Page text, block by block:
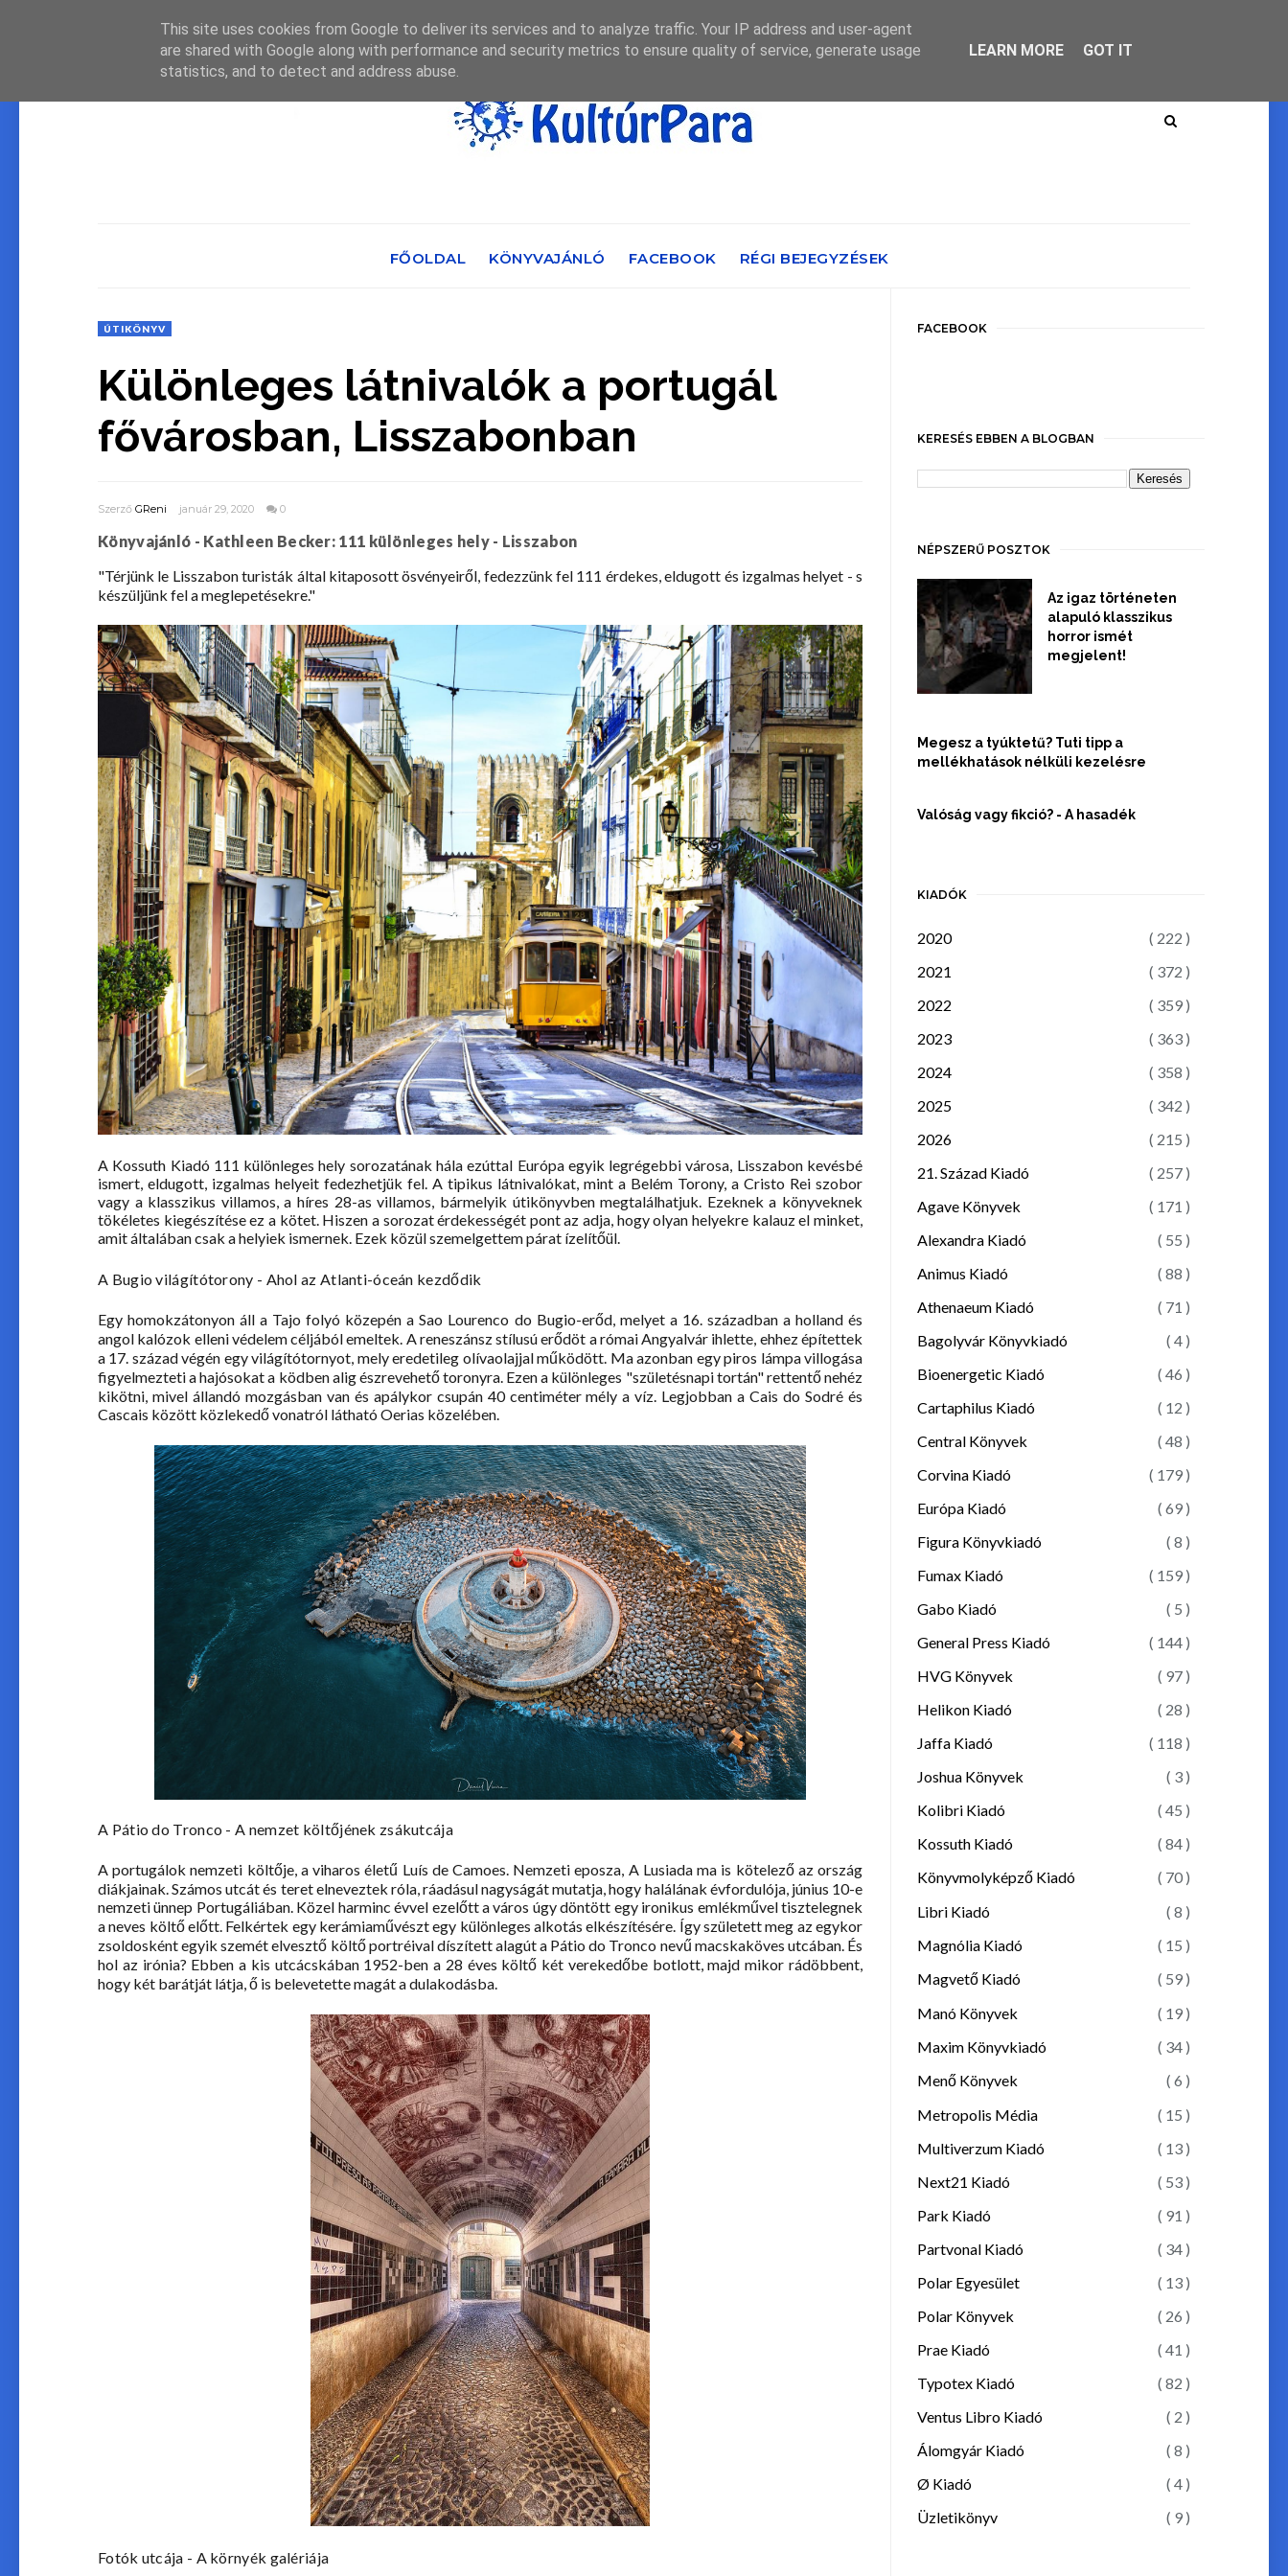
FŐOLDAL KÖNYVAJÁNLÓ FACEBOOK RÉGI BEJEGYZÉSEK
ÚTIKÖNYV
Különleges látnivalók a portugál
fővárosban, Lisszabonban
Szerző GReni január 29, 2020 0
Könyvajánló - Kathleen Becker: 111 különleges hely - Lisszabon
"Térjünk le Lisszabon turisták által kitaposott ösvényeiről, fedezzünk fel 111 érdekes, eldugott és izgalmas helyet - s
készüljünk fel a meglepetésekre."
A Kossuth Kiadó 111 különleges hely sorozatának hála ezúttal Európa egyik legrégebbi városa, Lisszabon kevésbé
ismert, eldugott, izgalmas helyeit fedezhetjük fel. A tipikus látnivalókat, mint a Belém Torony, a Cristo Rei szobor
vagy a klasszikus villamos, a híres 28-as villamos, bármelyik útikönyvben megtalálhatjuk. Ezeknek a könyveknek
tökéletes kiegészítése ez a kötet. Hiszen a sorozat érdekességét pont az adja, hogy olyan helyekre kalauz el minket,
amit általában csak a helyiek ismernek. Ezek közül szemelgettem párat ízelítőül.
A Bugio világítótorony - Ahol az Atlanti-óceán kezdődik
Egy homokzátonyon áll a Tajo folyó közepén a Sao Lourenco do Bugio-erőd, melyet a 16. században a holland és
angol kalózok elleni védelem céljából emeltek. A reneszánsz stílusú erődöt a római Angyalvár ihlette, ehhez építettek
a 17. század végén egy világítótornyot, mely eredetileg olívaolajjal működött. Ma azonban egy piros lámpa villogása
figyelmezteti a hajósokat a ködben alig észrevehető toronyra. Ezen a különleges "születésnapi tortán" rettentő nehéz
kikötni, mivel állandó mozgásban van és apálykor csupán 40 centiméter mély a víz. Legjobban a Cais do Sodré és
Cascais között közlekedő vonatról látható Oerias közelében.
A Pátio do Tronco - A nemzet költőjének zsákutcája
A portugálok nemzeti költője, a viharos életű Luís de Camoes. Nemzeti eposza, A Lusiada ma is kötelező az ország
diákjainak. Számos utcát és teret elneveztek róla, ráadásul nagyságát mutatja, hogy halálának évfordulója, június 10-e
nemzeti ünnep Portugáliában. Közel harminc évvel ezelőtt a város úgy döntött egy ironikus emlékművel tisztelegnek
a neves költő előtt. Felkértek egy kerámiaművészt egy különleges alkotás elkészítésére. Így született meg az egykor
zsoldosként egyik szemét elvesztő költő portréival díszített alagút a Pátio do Tronco nevű macskaköves utcában. És
hol az irónia? Ebben a kis utcácskában 1952-ben a 28 éves költő két verekedőbe botlott, majd mikor rádöbbent,
hogy két barátját látja, ő is belevetette magát a dulakodásba.
Fotók utcája - A környék galériája
FACEBOOK
KERESÉS EBBEN A BLOGBAN
NÉPSZERŰ POSZTOK
Az igaz történeten
alapuló klasszikus
horror ismét
megjelent!
Megesz a tyúktetű? Tuti tipp a
mellékhatások nélküli kezelésre
Valóság vagy fikció? - A hasadék
KIADÓK
2020
( 222 )
2021
( 372 )
2022
( 359 )
2023
( 363 )
2024
( 358 )
2025
( 342 )
2026
( 215 )
21. Század Kiadó
( 257 )
Agave Könyvek
( 171 )
Alexandra Kiadó
( 55 )
Animus Kiadó
( 88 )
Athenaeum Kiadó
( 71 )
Bagolyvár Könyvkiadó
( 4 )
Bioenergetic Kiadó
( 46 )
Cartaphilus Kiadó
( 12 )
Central Könyvek
( 48 )
Corvina Kiadó
( 179 )
Európa Kiadó
( 69 )
Figura Könyvkiadó
( 8 )
Fumax Kiadó
( 159 )
Gabo Kiadó
( 5 )
General Press Kiadó
( 144 )
HVG Könyvek
( 97 )
Helikon Kiadó
( 28 )
Jaffa Kiadó
( 118 )
Joshua Könyvek
( 3 )
Kolibri Kiadó
( 45 )
Kossuth Kiadó
( 84 )
Könyvmolyképző Kiadó
( 70 )
Libri Kiadó
( 8 )
Magnólia Kiadó
( 15 )
Magvető Kiadó
( 59 )
Manó Könyvek
( 19 )
Maxim Könyvkiadó
( 34 )
Menő Könyvek
( 6 )
Metropolis Média
( 15 )
Multiverzum Kiadó
( 13 )
Next21 Kiadó
( 53 )
Park Kiadó
( 91 )
Partvonal Kiadó
( 34 )
Polar Egyesület
( 13 )
Polar Könyvek
( 26 )
Prae Kiadó
( 41 )
Typotex Kiadó
( 82 )
Ventus Libro Kiadó
( 2 )
Álomgyár Kiadó
( 8 )
Ø Kiadó
( 4 )
Üzletikönyv
( 9 )
This site uses cookies from Google to deliver its services and to analyze traffic. Your IP address and user-agent
are shared with Google along with performance and security metrics to ensure quality of service, generate usage
statistics, and to detect and address abuse.
LEARN MORE GOT IT